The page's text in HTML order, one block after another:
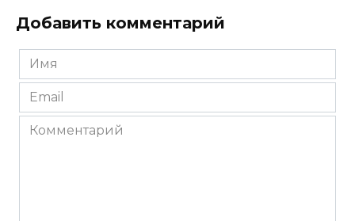
Добавить комментарий
Имя
*
Email
*
Комментарий